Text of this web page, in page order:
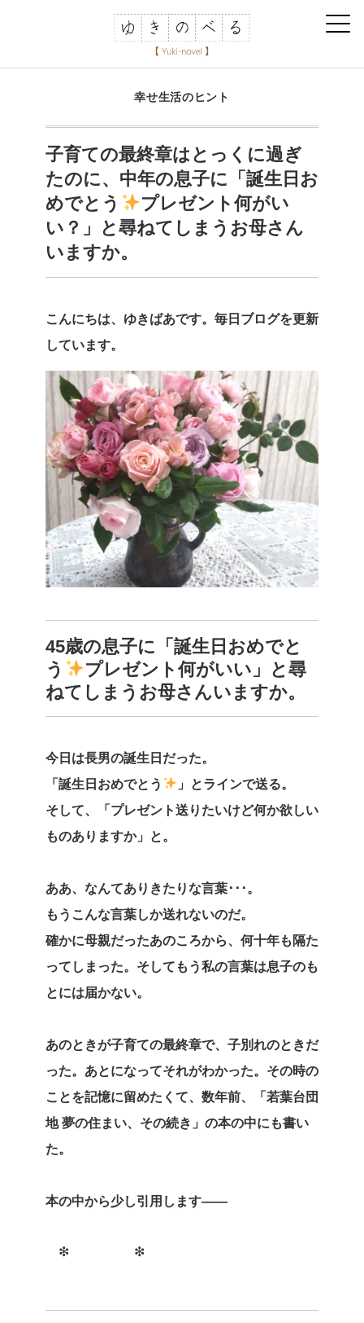
幸せ生活のヒント
子育ての最終章はとっくに過ぎ
たのに、中年の息子に「誕生日お
めでとう
プレゼント何がい
い？」と尋ねてしまうお母さん
いますか。
こんにちは、ゆきばあです。毎日ブログを更新
しています。
45歳の息子に「誕生日おめでと
う
プレゼント何がいい」と尋
ねてしまうお母さんいますか。
今日は長男の誕生日だった。
「誕生日おめでとう
」とラインで送る。
そして、「プレゼント送りたいけど何か欲しい
ものありますか」と。
ああ、なんてありきたりな言葉･･･。
もうこんな言葉しか送れないのだ。
確かに母親だったあのころから、何十年も隔た
ってしまった。そしてもう私の言葉は息子のも
とには届かない。
あのときが子育ての最終章で、子別れのときだ
った。あとになってそれがわかった。その時の
ことを記憶に留めたくて、数年前、「若葉台団
地 夢の住まい、その続き」の本の中にも書い
た。
本の中から少し引用します――
❇ ❇